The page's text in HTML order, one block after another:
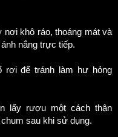
nơi khô ráo, thoáng mát và
nắng trực tiếp.
rơi để tránh làm hư hỏng
lấy rượu một cách thận
sau khi sử dụng.